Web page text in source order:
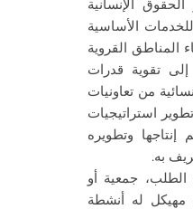
الإنسانية
الأساسية
المناطق القروية
إلى تقوية قدرات
من تعاونيات
استراتيجيات
إنتاجها وتطويره
به.
جمعية أو
مهيكل له أنشطة